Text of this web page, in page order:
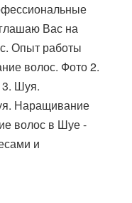
Вас на
Опыт работы
волос. Фото 2.
Шуя.
Наращивание
волос в Шуе -
и